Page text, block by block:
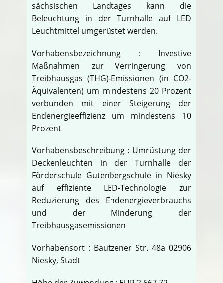
sächsischen Landtages kann die
Beleuchtung in der Turnhalle auf LED
Leuchtmittel umgerüstet werden.
Vorhabensbezeichnung : Investive
Maßnahmen zur Verringerung von
Treibhausgas (THG)-Emissionen (in CO2-
Äquivalenten) um mindestens 20 Prozent
verbunden mit einer Steigerung der
Endenergieeffizienz um mindestens 10
Prozent
Vorhabensbeschreibung : Umrüstung der
Deckenleuchten in der Turnhalle der
Förderschule Gutenbergschule in Niesky
auf effiziente LED-Technologie zur
Reduzierung des Endenergieverbrauchs
und der Minderung der
Treibhausgasemissionen
Vorhabensort : Bautzener Str. 48a 02906
Niesky, Stadt